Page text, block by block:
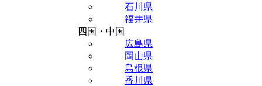
石川県
福井県
四国・中国
広島県
岡山県
島根県
香川県